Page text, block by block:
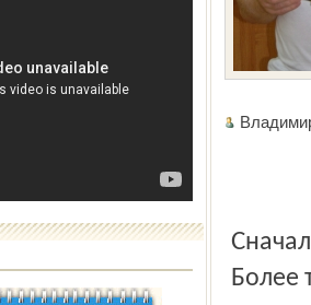
Сначала Борис Васильевич ударился в воспоминания.
Более